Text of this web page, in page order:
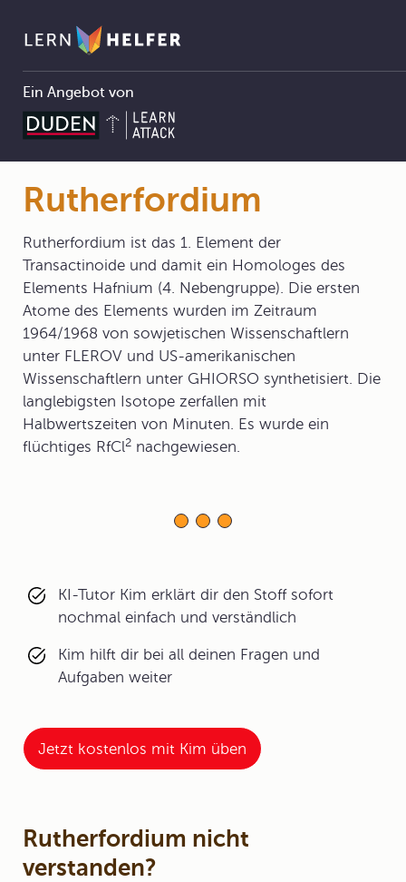
Ein Angebot von
Pfadnavigation
3 Atombau und Periodensystem 3.2 Das Periodensystem der Elemente
Rutherfordium
Rutherfordium ist das 1. Element der
Transactinoide und damit ein Homologes des
Elements Hafnium (4. Nebengruppe). Die ersten
Atome des Elements wurden im Zeitraum
1964/1968 von sowjetischen Wissenschaftlern
unter FLEROV und US-amerikanischen
Wissenschaftlern unter GHIORSO synthetisiert. Die
langlebigsten Isotope zerfallen mit
Halbwertszeiten von Minuten. Es wurde ein
flüchtiges RfCl2 nachgewiesen.
KI-Tutor Kim erklärt dir den Stoff sofort
nochmal einfach und verständlich
Kim hilft dir bei all deinen Fragen und
Aufgaben weiter
Jetzt kostenlos mit Kim üben
Rutherfordium nicht
verstanden?